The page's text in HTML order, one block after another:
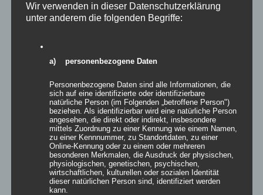
Details
zur Wunschliste
Wir verwenden in dieser Datenschutzerklärung
unter anderem die folgenden Begriffe:
a) personenbezogene Daten
Personenbezogene Daten sind alle Informationen, die
sich auf eine identifizierte oder identifizierbare
natürliche Person (im Folgenden „betroffene Person")
beziehen. Als identifizierbar wird eine natürliche Person
angesehen, die direkt oder indirekt, insbesondere
mittels Zuordnung zu einer Kennung wie einem Namen,
zu einer Kennnummer, zu Standortdaten, zu einer
Online-Kennung oder zu einem oder mehreren
besonderen Merkmalen, die Ausdruck der physischen,
physiologischen, genetischen, psychischen,
wirtschaftlichen, kulturellen oder sozialen Identität
dieser natürlichen Person sind, identifiziert werden
kann.